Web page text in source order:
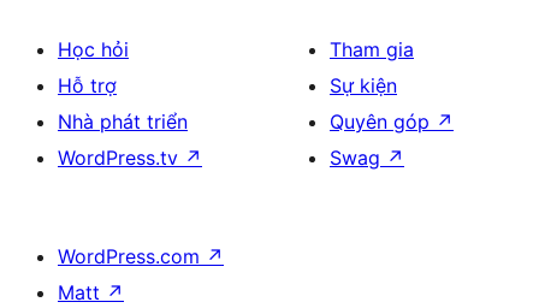
Học hỏi
Hỗ trợ
Nhà phát triển
WordPress.tv ↗
Tham gia
Sự kiện
Quyên góp ↗
Swag ↗
WordPress.com ↗
Matt ↗